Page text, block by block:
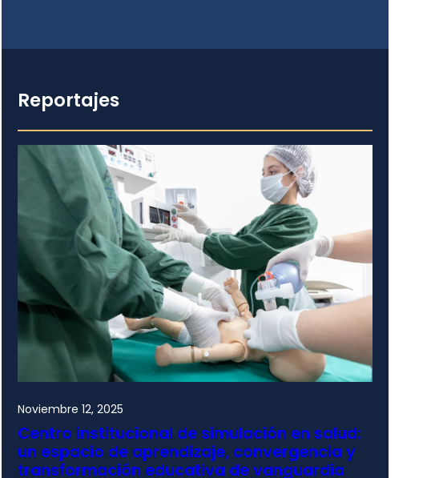
Reportajes
Noviembre 12, 2025
Centro institucional de simulación en salud:
un espacio de aprendizaje, convergencia y
transformación educativa de vanguardia